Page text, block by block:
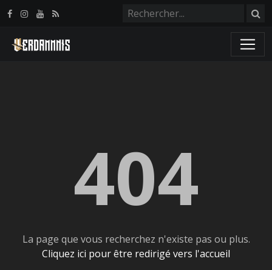
404
La page que vous recherchez n'existe pas ou plus.
Cliquez ici pour être redirigé vers l'accueil
Panneau de gestion des cookies